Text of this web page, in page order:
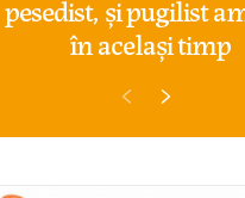
pesedist, și pugilist
în același timp